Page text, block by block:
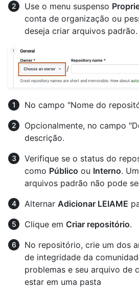
Use o menu suspenso
conta de organização ou
deseja criar arquivos padrão.
No campo "Nome do
Opcionalmente, no campo
descrição.
Verifique se o status do
como Público ou Interno.
arquivos padrão não pode
Alternar Adicionar LEIAME
Clique em Criar repositório.
No repositório, crie um dos
de integridade da
problemas e seu arquivo de
estar em uma pasta